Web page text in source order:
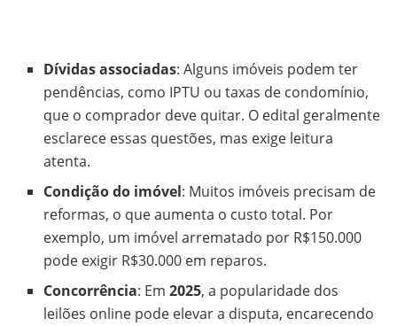
Dívidas associadas: Alguns imóveis podem ter
pendências, como IPTU ou taxas de condomínio,
que o comprador deve quitar. O edital geralmente
esclarece essas questões, mas exige leitura
atenta.
Condição do imóvel: Muitos imóveis precisam de
reformas, o que aumenta o custo total. Por
exemplo, um imóvel arrematado por R$150.000
pode exigir R$30.000 em reparos.
Concorrência: Em2025, a popularidade dos
leilões online pode elevar a disputa, encarecendo